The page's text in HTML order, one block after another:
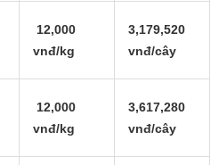
12,000
vnđ/kg
3,179,520
vnđ/cây
12,000
vnđ/kg
3,617,280
vnđ/cây